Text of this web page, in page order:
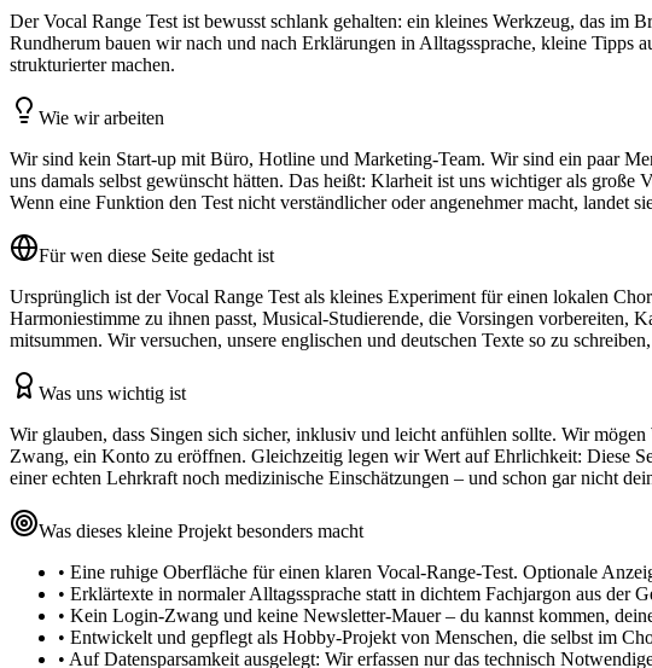
Der Vocal Range Test ist bewusst schlank gehalten: ein kleines Werkzeug, das im
Rundherum bauen wir nach und nach Erklärungen in Alltagssprache, kleine Tipps
strukturierter machen.
Wie wir arbeiten
Wir sind kein Start‑up mit Büro, Hotline und Marketing‑Team. Wir sind ein paar
uns damals selbst gewünscht hätten. Das heißt: Klarheit ist uns wichtiger als
Wenn eine Funktion den Test nicht verständlicher oder angenehmer macht, landet
Für wen diese Seite gedacht ist
Ursprünglich ist der Vocal Range Test als kleines Experiment für einen lokalen
Harmoniestimme zu ihnen passt, Musical‑Studierende, die Vorsingen
mitsummen. Wir versuchen, unsere englischen und deutschen Texte so zu
Was uns wichtig ist
Wir glauben, dass Singen sich sicher, inklusiv und leicht anfühlen sollte. Wir
Zwang, ein Konto zu eröffnen. Gleichzeitig legen wir Wert auf Ehrlichkeit: Diese
einer echten Lehrkraft noch medizinische Einschätzungen – und schon gar nicht
Was dieses kleine Projekt besonders macht
• Eine ruhige Oberfläche für einen klaren Vocal-Range-Test. Optionale
• Erklärtexte in normaler Alltagssprache statt in dichtem Fachjargon aus der
• Kein Login‑Zwang und keine Newsletter‑Mauer – du kannst kommen,
• Entwickelt und gepflegt als Hobby‑Projekt von Menschen, die selbst im
• Auf Datensparsamkeit ausgelegt: Wir erfassen nur das technisch